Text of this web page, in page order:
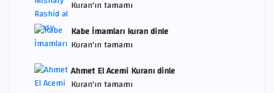
Kuran'ın tamamı
Kabe İmamları kuran dinle
Kuran'ın tamamı
Ahmet El Acemi Kuranı dinle
Kuran'ın tamamı